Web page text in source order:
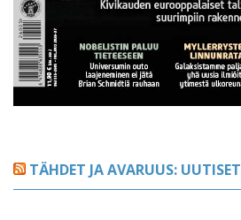
TÄHDET JA AVARUUS: UUTISET